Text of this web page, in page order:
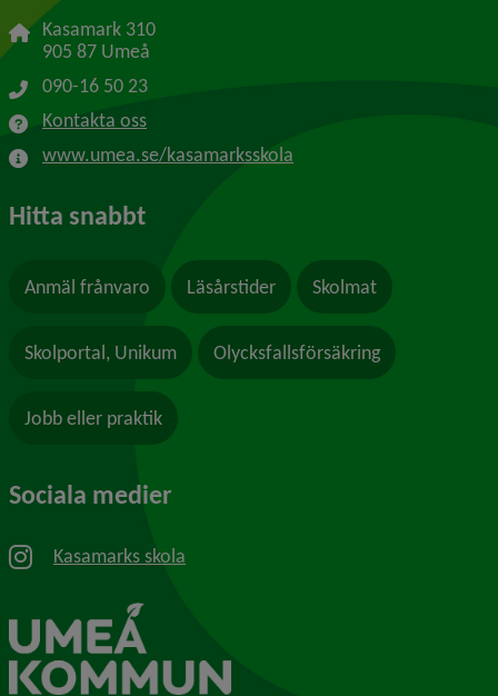
Kasamark 310
905 87 Umeå
090-16 50 23
Kontakta oss
www.umea.se/kasamarksskola
Hitta snabbt
Anmäl frånvaro Läsårstider Skolmat
Skolportal, Unikum Olycksfallsförsäkring
Jobb eller praktik
Sociala medier
Kasamarks skola